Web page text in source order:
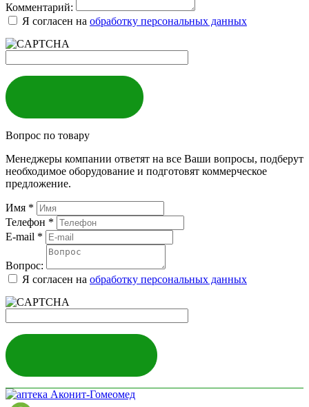
Комментарий:
Я согласен на обработку персональных данных
Вопрос по товару
Менеджеры компании ответят на все Ваши вопросы, подберут
необходимое оборудование и подготовят коммерческое
предложение.
Имя *
Телефон *
E-mail *
Вопрос:
Я согласен на обработку персональных данных